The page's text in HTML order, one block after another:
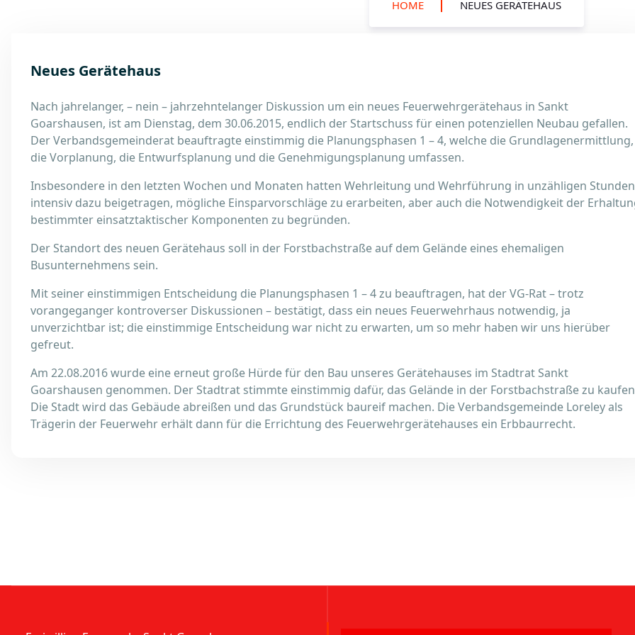
HOME NEUES GERÄTEHAUS
Neues Gerätehaus
Nach jahrelanger, – nein – jahrzehntelanger Diskussion um ein neues Feuerwehrgerätehaus in Sankt
Goarshausen, ist am Dienstag, dem 30.06.2015, endlich der Startschuss für einen potenziellen Neubau gefallen.
Der Verbandsgemeinderat beauftragte einstimmig die Planungsphasen 1 – 4, welche die Grundlagenermittlung,
die Vorplanung, die Entwurfsplanung und die Genehmigungsplanung umfassen.
Insbesondere in den letzten Wochen und Monaten hatten Wehrleitung und Wehrführung in unzähligen Stunden
intensiv dazu beigetragen, mögliche Einsparvorschläge zu erarbeiten, aber auch die Notwendigkeit der
bestimmter einsatztaktischer Komponenten zu begründen.
Der Standort des neuen Gerätehaus soll in der Forstbachstraße auf dem Gelände eines ehemaligen
Busunternehmens sein.
Mit seiner einstimmigen Entscheidung die Planungsphasen 1 – 4 zu beauftragen, hat der VG-Rat – trotz
vorangeganger kontroverser Diskussionen – bestätigt, dass ein neues Feuerwehrhaus notwendig, ja
unverzichtbar ist; die einstimmige Entscheidung war nicht zu erwarten, um so mehr haben wir uns hierüber
gefreut.
Am 22.08.2016 wurde eine erneut große Hürde für den Bau unseres Gerätehauses im Stadtrat Sankt
Goarshausen genommen. Der Stadtrat stimmte einstimmig dafür, das Gelände in der Forstbachstraße zu
Die Stadt wird das Gebäude abreißen und das Grundstück baureif machen. Die Verbandsgemeinde Loreley als
Trägerin der Feuerwehr erhält dann für die Errichtung des Feuerwehrgerätehauses ein Erbbaurrecht.